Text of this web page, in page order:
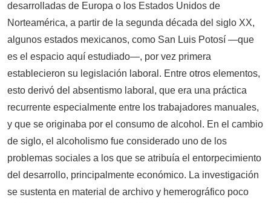
desarrolladas de Europa o los Estados Unidos de
Norteamérica, a partir de la segunda década del siglo XX,
algunos estados mexicanos, como San Luis Potosí —que
es el espacio aquí estudiado—, por vez primera
establecieron su legislación laboral. Entre otros elementos,
esto derivó del absentismo laboral, que era una práctica
recurrente especialmente entre los trabajadores manuales,
y que se originaba por el consumo de alcohol. En el cambio
de siglo, el alcoholismo fue considerado uno de los
problemas sociales a los que se atribuía el entorpecimiento
del desarrollo, principalmente económico. La investigación
se sustenta en material de archivo y hemerográfico poco